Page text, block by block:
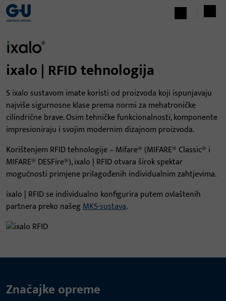
ixalo | RFID tehnologija
S ixalo sustavom imate koristi od proizvoda koji ispunjavaju
najviše sigurnosne klase prema normi za mehatroničke
cilindrične brave. Osim tehničke funkcionalnosti, komponente
impresioniraju i svojim modernim dizajnom proizvoda.
Korištenjem RFID tehnologije – Mifare® (MIFARE® Classic® i
MIFARE® DESFire®), ixalo | RFID otvara širok spektar
mogućnosti primjene prilagođenih individualnim zahtjevima.
ixalo | RFID se individualno konfigurira putem ovlaštenih
partnera preko našegMKS-sustava.
Značajke opreme